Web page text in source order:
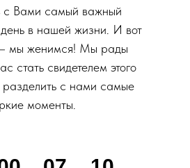
с Вами самый важный
в нашей жизни. И вот
мы женимся! Мы рады
стать свидетелем этого
разделить с нами самые
моменты.